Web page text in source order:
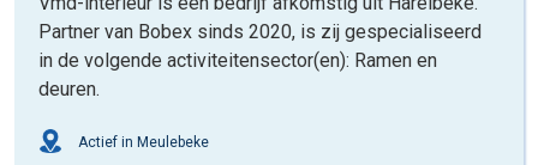
Partner van Bobex sinds 2020, is zij gespecialiseerd
in de volgende activiteitensector(en): Ramen en
deuren.
Actief in Meulebeke